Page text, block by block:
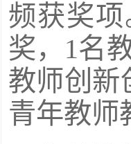
频获奖
奖，1名
教师创新
青年教师